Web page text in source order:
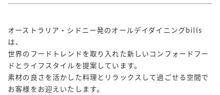
オーストラリア・シドニー発のオールデイダイニングbills
は、
世界のフードトレンドを取り入れた新しいコンフォードフー
ドとライフスタイルを提案しています。
素材の良さを活かした料理とリラックスして過ごせる空間で
お客様をお迎えいたします。